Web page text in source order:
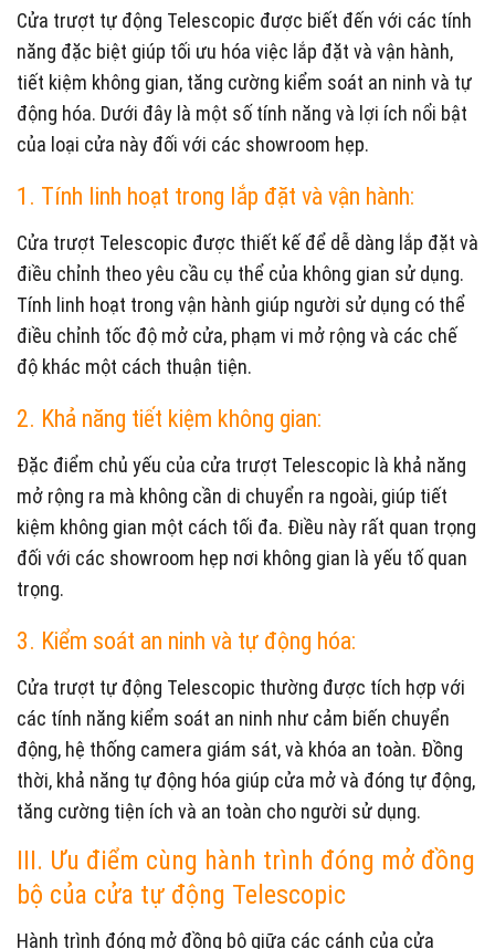
Cửa trượt tự động Telescopic được biết đến với các tính
năng đặc biệt giúp tối ưu hóa việc lắp đặt và vận hành,
tiết kiệm không gian, tăng cường kiểm soát an ninh và tự
động hóa. Dưới đây là một số tính năng và lợi ích nổi bật
của loại cửa này đối với các showroom hẹp.
1. Tính linh hoạt trong lắp đặt và vận hành:
Cửa trượt Telescopic được thiết kế để dễ dàng lắp đặt và
điều chỉnh theo yêu cầu cụ thể của không gian sử dụng.
Tính linh hoạt trong vận hành giúp người sử dụng có thể
điều chỉnh tốc độ mở cửa, phạm vi mở rộng và các chế
độ khác một cách thuận tiện.
2. Khả năng tiết kiệm không gian:
Đặc điểm chủ yếu của cửa trượt Telescopic là khả năng
mở rộng ra mà không cần di chuyển ra ngoài, giúp tiết
kiệm không gian một cách tối đa. Điều này rất quan trọng
đối với các showroom hẹp nơi không gian là yếu tố quan
trọng.
3. Kiểm soát an ninh và tự động hóa:
Cửa trượt tự động Telescopic thường được tích hợp với
các tính năng kiểm soát an ninh như cảm biến chuyển
động, hệ thống camera giám sát, và khóa an toàn. Đồng
thời, khả năng tự động hóa giúp cửa mở và đóng tự động,
tăng cường tiện ích và an toàn cho người sử dụng.
III. Ưu điểm cùng hành trình đóng mở đồng
bộ của cửa tự động Telescopic
Hành trình đóng mở đồng bộ giữa các cánh của cửa